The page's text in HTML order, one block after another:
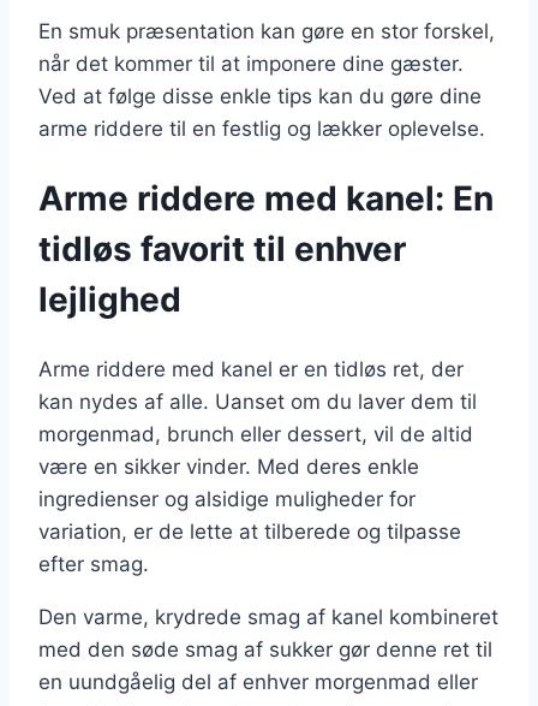
En smuk præsentation kan gøre en stor forskel,
når det kommer til at imponere dine gæster.
Ved at følge disse enkle tips kan du gøre dine
arme riddere til en festlig og lækker oplevelse.
Arme riddere med kanel: En
tidløs favorit til enhver
lejlighed
Arme riddere med kanel er en tidløs ret, der
kan nydes af alle. Uanset om du laver dem til
morgenmad, brunch eller dessert, vil de altid
være en sikker vinder. Med deres enkle
ingredienser og alsidige muligheder for
variation, er de lette at tilberede og tilpasse
efter smag.
Den varme, krydrede smag af kanel kombineret
med den søde smag af sukker gør denne ret til
en uundgåelig del af enhver morgenmad eller